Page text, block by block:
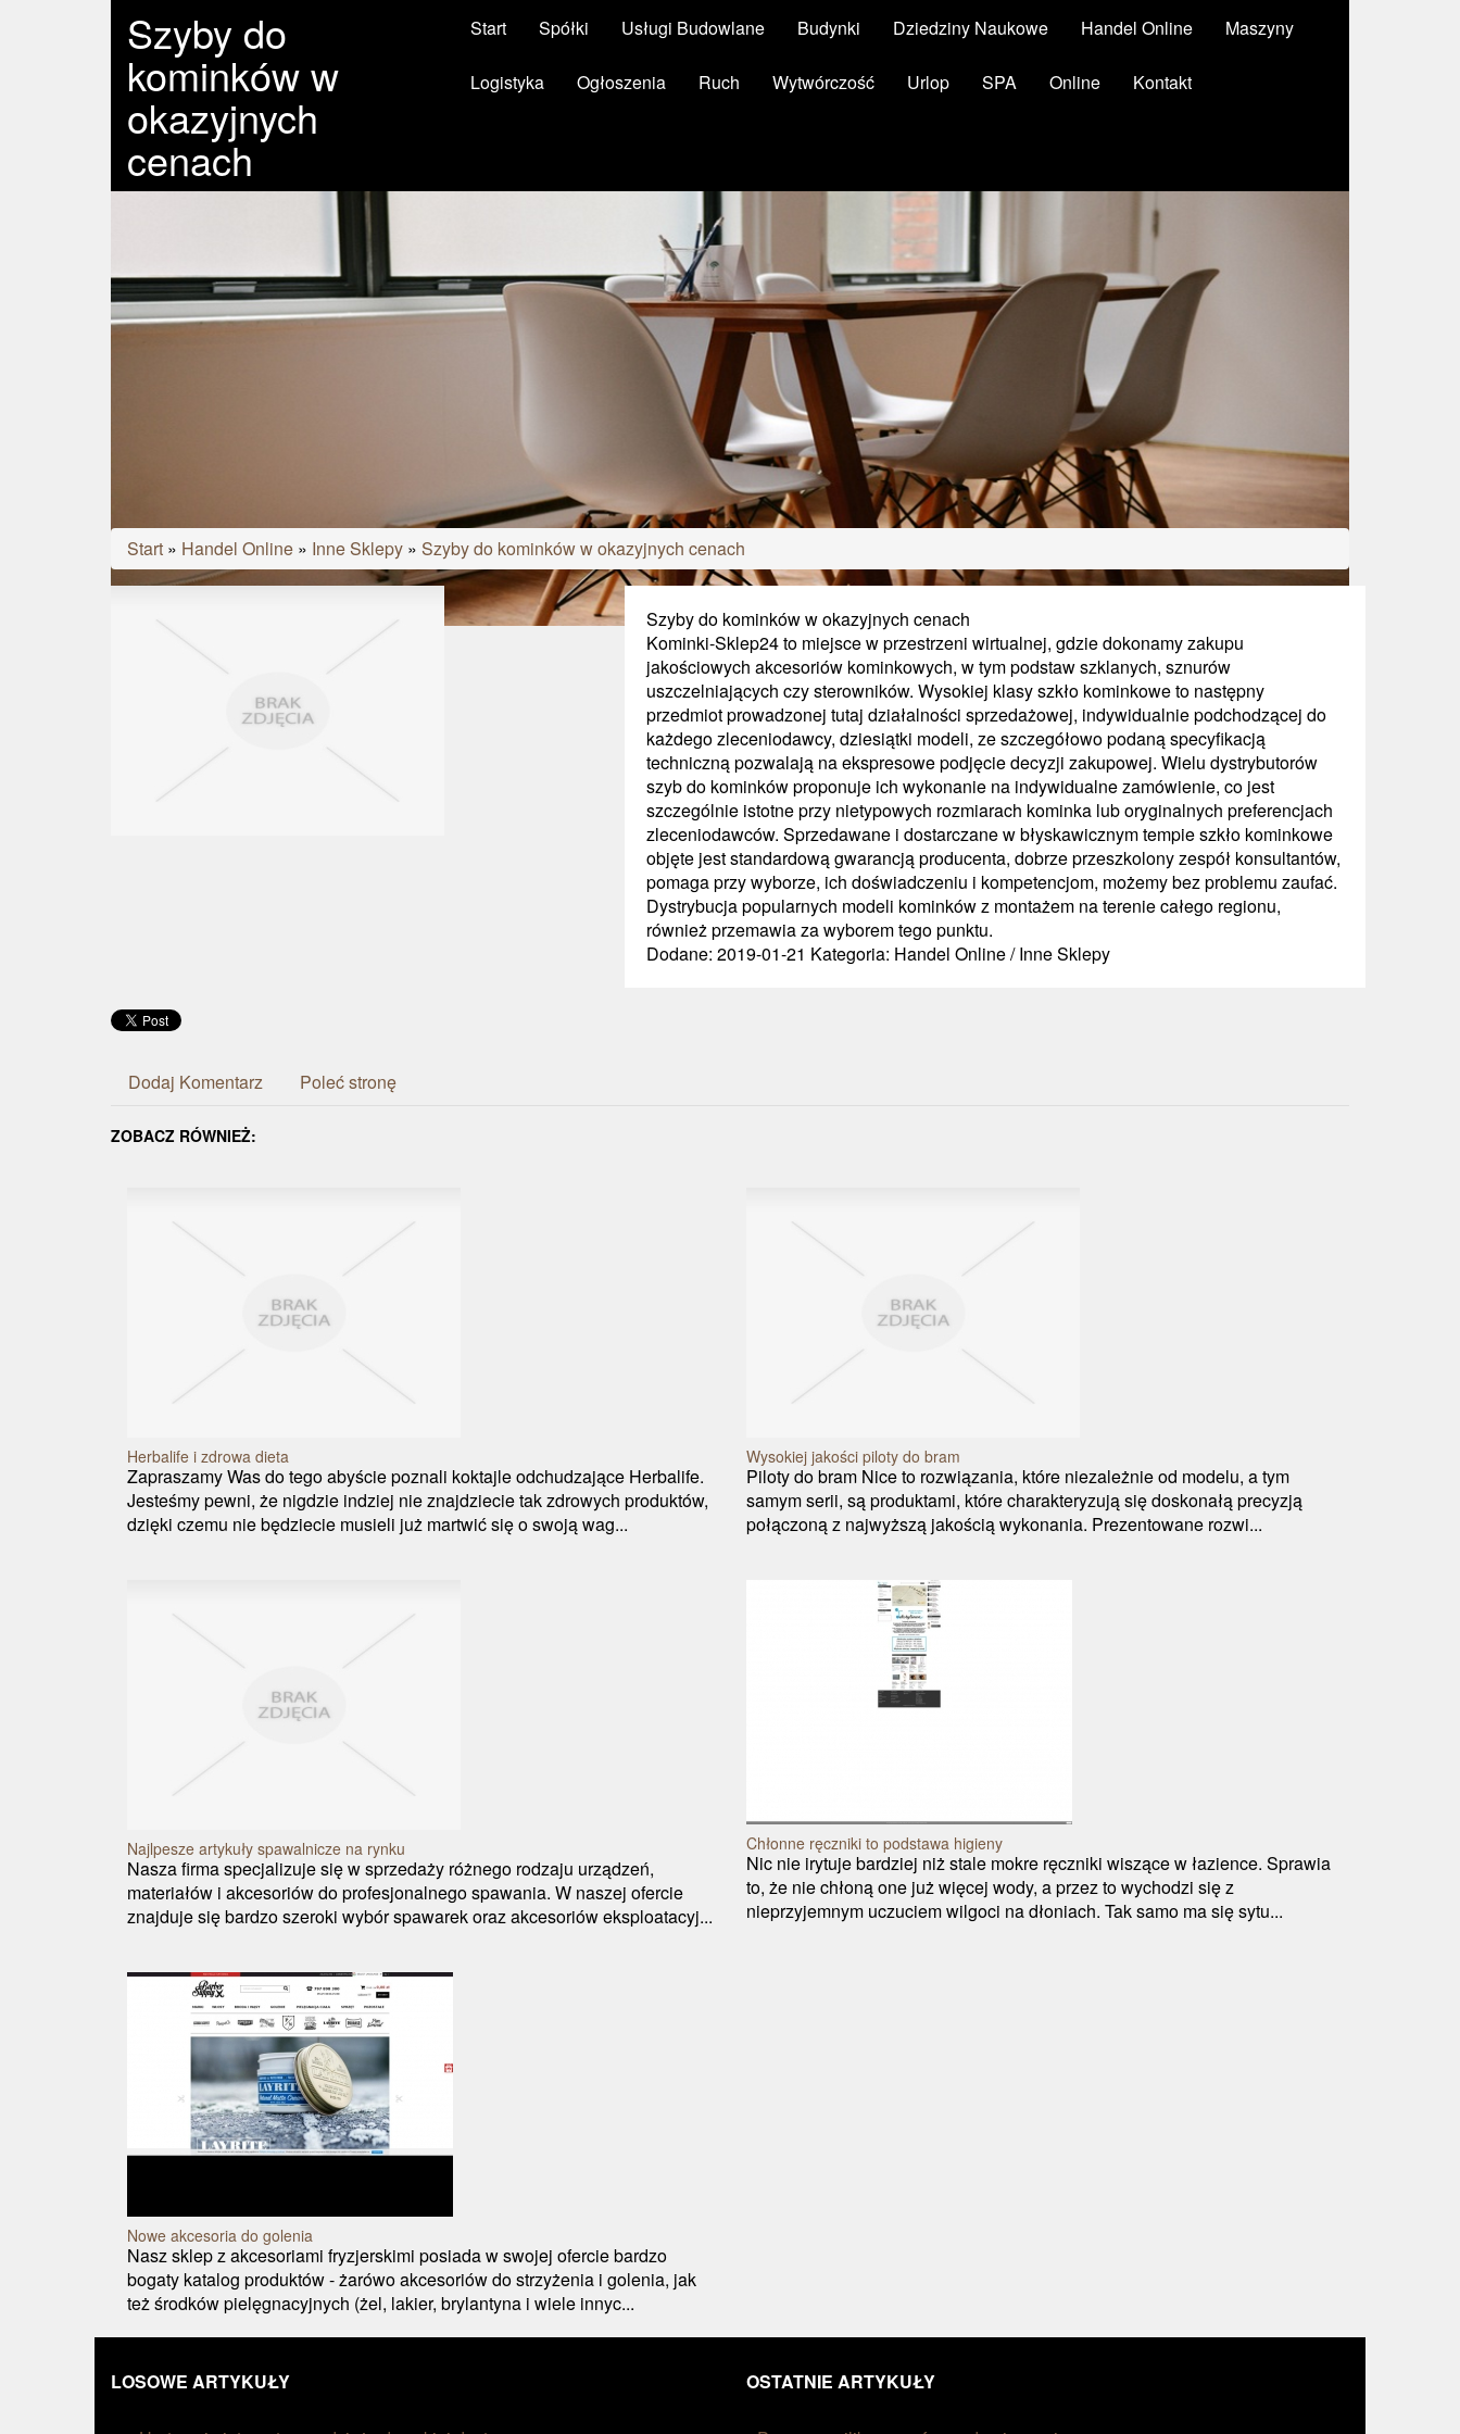
Szyby do
kominków w
okazyjnych
cenach
Start Spółki Usługi Budowlane Budynki Dziedziny Naukowe Handel Online Maszyny
Logistyka Ogłoszenia Ruch Wytwórczość Urlop SPA Online Kontakt
Start » Handel Online » Inne Sklepy » Szyby do kominków w okazyjnych cenach
Szyby do kominków w okazyjnych cenach
Kominki-Sklep24 to miejsce w przestrzeni wirtualnej, gdzie dokonamy zakupu
jakościowych akcesoriów kominkowych, w tym podstaw szklanych, sznurów
uszczelniających czy sterowników. Wysokiej klasy szkło kominkowe to następny
przedmiot prowadzonej tutaj działalności sprzedażowej, indywidualnie podchodzącej do
każdego zleceniodawcy, dziesiątki modeli, ze szczegółowo podaną specyfikacją
techniczną pozwalają na ekspresowe podjęcie decyzji zakupowej. Wielu dystrybutorów
szyb do kominków proponuje ich wykonanie na indywidualne zamówienie, co jest
szczególnie istotne przy nietypowych rozmiarach kominka lub oryginalnych preferencjach
zleceniodawców. Sprzedawane i dostarczane w błyskawicznym tempie szkło kominkowe
objęte jest standardową gwarancją producenta, dobrze przeszkolony zespół konsultantów,
pomaga przy wyborze, ich doświadczeniu i kompetencjom, możemy bez problemu zaufać.
Dystrybucja popularnych modeli kominków z montażem na terenie całego regionu,
również przemawia za wyborem tego punktu.
Dodane: 2019-01-21 Kategoria: Handel Online / Inne Sklepy
Dodaj Komentarz Poleć stronę
ZOBACZ RÓWNIEŻ:
Herbalife i zdrowa dieta
Zapraszamy Was do tego abyście poznali koktajle odchudzające Herbalife.
Jesteśmy pewni, że nigdzie indziej nie znajdziecie tak zdrowych produktów,
dzięki czemu nie będziecie musieli już martwić się o swoją wag...
Wysokiej jakości piloty do bram
Piloty do bram Nice to rozwiązania, które niezależnie od modelu, a tym
samym serii, są produktami, które charakteryzują się doskonałą precyzją
połączoną z najwyższą jakością wykonania. Prezentowane rozwi...
Najlpesze artykuły spawalnicze na rynku
Nasza firma specjalizuje się w sprzedaży różnego rodzaju urządzeń,
materiałów i akcesoriów do profesjonalnego spawania. W naszej ofercie
znajduje się bardzo szeroki wybór spawarek oraz akcesoriów eksploatacyj...
Chłonne ręczniki to podstawa higieny
Nic nie irytuje bardziej niż stale mokre ręczniki wiszące w łazience. Sprawia
to, że nie chłoną one już więcej wody, a przez to wychodzi się z
nieprzyjemnym uczuciem wilgoci na dłoniach. Tak samo ma się sytu...
Nowe akcesoria do golenia
Nasz sklep z akcesoriami fryzjerskimi posiada w swojej ofercie bardzo
bogaty katalog produktów - żarówo akcesoriów do strzyżenia i golenia, jak
też środków pielęgnacyjnych (żel, lakier, brylantyna i wiele innyc...
LOSOWE ARTYKUŁY OSTATNIE ARTYKUŁY